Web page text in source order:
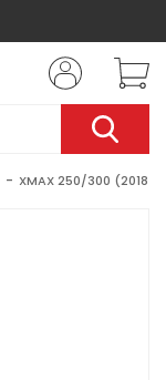
XMAX 250/300 (2018-